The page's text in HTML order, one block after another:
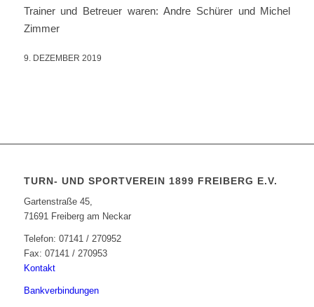
Trainer und Betreuer waren: Andre Schürer und Michel
Zimmer
9. DEZEMBER 2019
TURN- UND SPORTVEREIN 1899 FREIBERG E.V.
Gartenstraße 45,
71691 Freiberg am Neckar
Telefon: 07141 / 270952
Fax: 07141 / 270953
Kontakt
Bankverbindungen